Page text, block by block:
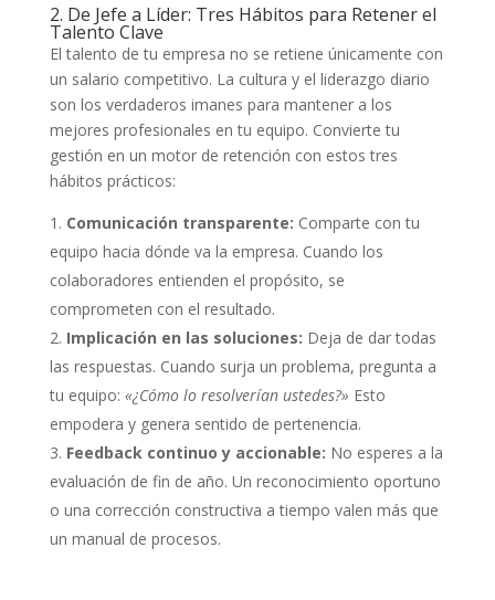
2. De Jefe a Líder: Tres Hábitos para Retener el
Talento Clave
El talento de tu empresa no se retiene únicamente con
un salario competitivo. La cultura y el liderazgo diario
son los verdaderos imanes para mantener a los
mejores profesionales en tu equipo. Convierte tu
gestión en un motor de retención con estos tres
hábitos prácticos:
Comunicación transparente: Comparte con tu
equipo hacia dónde va la empresa. Cuando los
colaboradores entienden el propósito, se
comprometen con el resultado.
Implicación en las soluciones: Deja de dar todas
las respuestas. Cuando surja un problema, pregunta a
tu equipo: «¿Cómo lo resolverían ustedes?» Esto
empodera y genera sentido de pertenencia.
Feedback continuo y accionable: No esperes a la
evaluación de fin de año. Un reconocimiento oportuno
o una corrección constructiva a tiempo valen más que
un manual de procesos.